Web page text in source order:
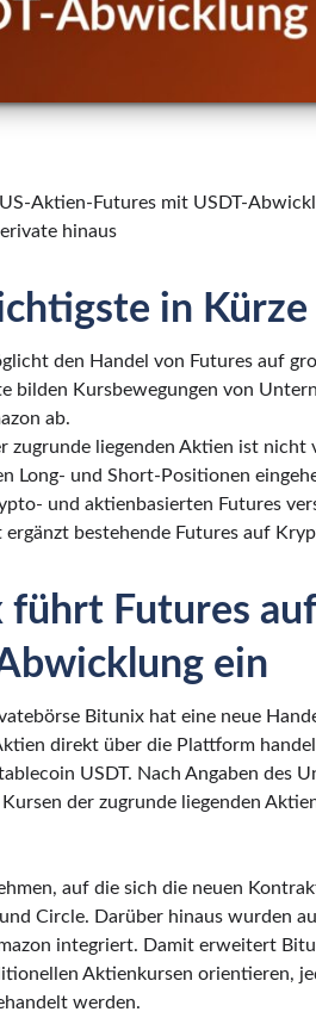
Aktien-Futures mit USDT-
hinaus
in Kürze
den Handel von Futures auf
bilden Kursbewegungen von
ab.
zugrunde liegenden Aktien ist nicht
Long- und Short-Positionen
und aktienbasierten Futures
ergänzt bestehende Futures auf
führt Futures
ein
Bitunix hat eine neue
direkt über die Plattform
USDT. Nach Angaben des
Kursen der zugrunde liegenden
auf die sich die neuen
Circle. Darüber hinaus wurden
integriert. Damit erweitert
Aktienkursen orientieren,
werden.